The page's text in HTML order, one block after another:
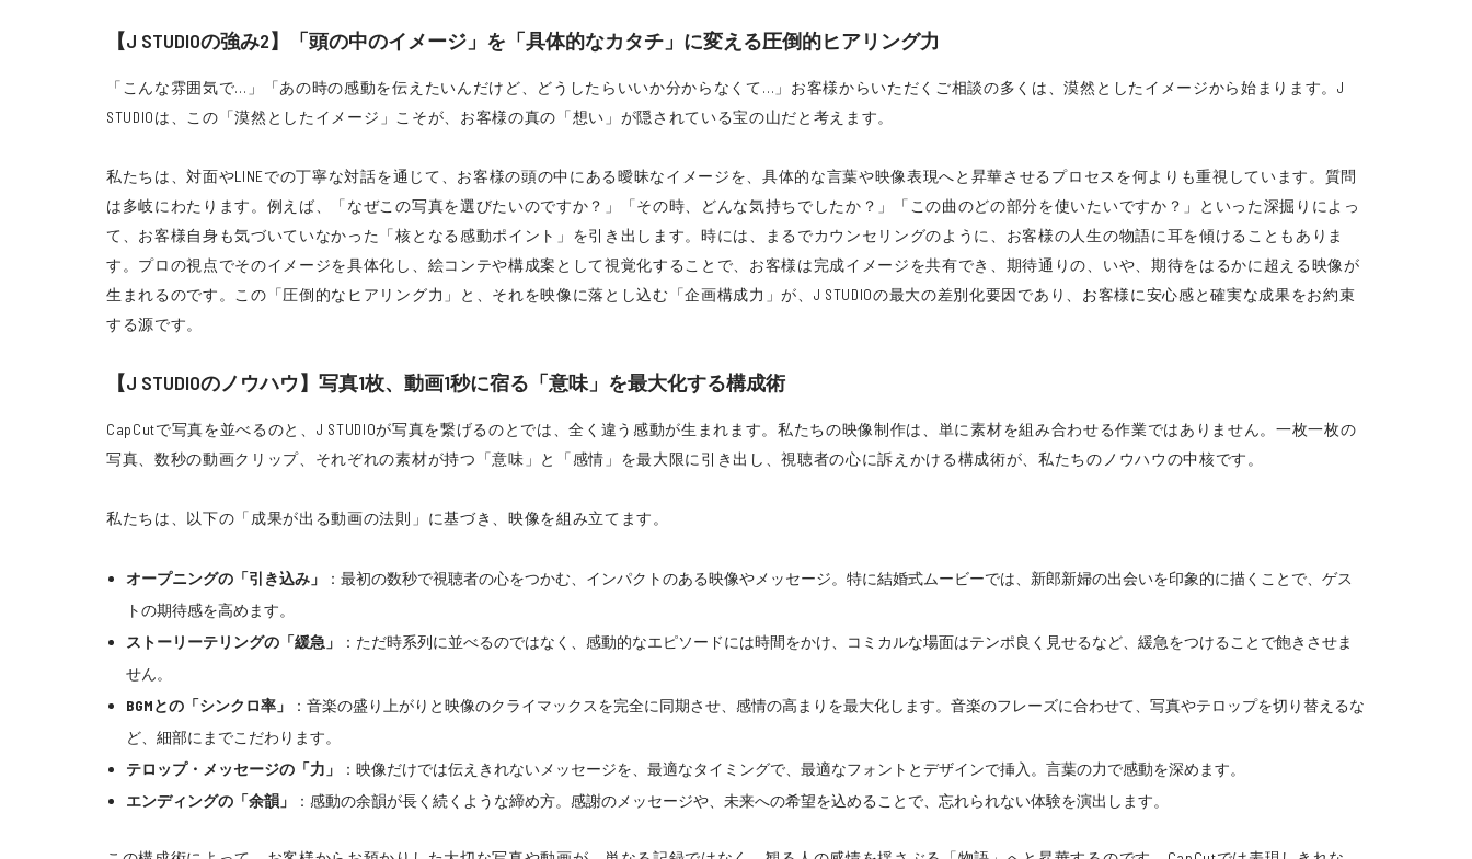
【J STUDIOの強み2】「頭の中のイメージ」を「具体的なカタチ」に変える圧倒的ヒアリング力
「こんな雰囲気で…」「あの時の感動を伝えたいんだけど、どうしたらいいか分からなくて…」お客様からいただくご相談の多くは、漠然としたイメージから始まります。J
STUDIOは、この「漠然としたイメージ」こそが、お客様の真の「想い」が隠されている宝の山だと考えます。
私たちは、対面やLINEでの丁寧な対話を通じて、お客様の頭の中にある曖昧なイメージを、具体的な言葉や映像表現へと昇華させるプロセスを何よりも重視しています。質問
は多岐にわたります。例えば、「なぜこの写真を選びたいのですか？」「その時、どんな気持ちでしたか？」「この曲のどの部分を使いたいですか？」といった深掘りによっ
て、お客様自身も気づいていなかった「核となる感動ポイント」を引き出します。時には、まるでカウンセリングのように、お客様の人生の物語に耳を傾けることもありま
す。プロの視点でそのイメージを具体化し、絵コンテや構成案として視覚化することで、お客様は完成イメージを共有でき、期待通りの、いや、期待をはるかに超える映像が
生まれるのです。この「圧倒的なヒアリング力」と、それを映像に落とし込む「企画構成力」が、J STUDIOの最大の差別化要因であり、お客様に安心感と確実な成果をお約束
する源です。
【J STUDIOのノウハウ】写真1枚、動画1秒に宿る「意味」を最大化する構成術
CapCutで写真を並べるのと、J STUDIOが写真を繋げるのとでは、全く違う感動が生まれます。私たちの映像制作は、単に素材を組み合わせる作業ではありません。一枚一枚の
写真、数秒の動画クリップ、それぞれの素材が持つ「意味」と「感情」を最大限に引き出し、視聴者の心に訴えかける構成術が、私たちのノウハウの中核です。
私たちは、以下の「成果が出る動画の法則」に基づき、映像を組み立てます。
オープニングの「引き込み」
：最初の数秒で視聴者の心をつかむ、インパクトのある映像やメッセージ。特に結婚式ムービーでは、新郎新婦の出会いを印象的に描くことで、ゲス
トの期待感を高めます。
ストーリーテリングの「緩急」
：ただ時系列に並べるのではなく、感動的なエピソードには時間をかけ、コミカルな場面はテンポ良く見せるなど、緩急をつけることで飽きさせま
せん。
BGMとの「シンクロ率」
：音楽の盛り上がりと映像のクライマックスを完全に同期させ、感情の高まりを最大化します。音楽のフレーズに合わせて、写真やテロップを切り替えるな
ど、細部にまでこだわります。
テロップ・メッセージの「力」
：映像だけでは伝えきれないメッセージを、最適なタイミングで、最適なフォントとデザインで挿入。言葉の力で感動を深めます。
エンディングの「余韻」
：感動の余韻が長く続くような締め方。感謝のメッセージや、未来への希望を込めることで、忘れられない体験を演出します。